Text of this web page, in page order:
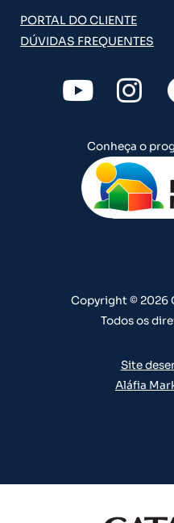
PORTAL DO CLIENTE
DÚVIDAS FREQUENTES
Y
o
u
t
u
b
I
n
s
t
a
g
m
Conheça o
Copyright © 2026
Todos os
Site
Aláfia